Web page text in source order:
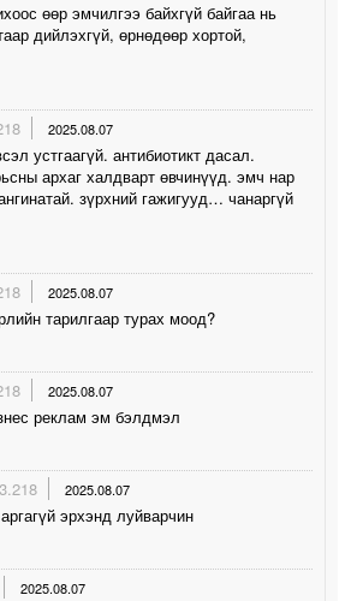
өөр эмчилгээ байхгүй байгаа нь
дийлэхгүй, өрнөдөөр хортой,
2025.08.07
устгаагүй. антибиотикт дасал.
архаг халдварт өвчинүүд. эмч нар
зүрхний гажигууд… чанаргүй
2025.08.07
тарилгаар турах моод?
2025.08.07
реклам эм бэлдмэл
2025.08.07
эрхэнд луйварчин
2025.08.07